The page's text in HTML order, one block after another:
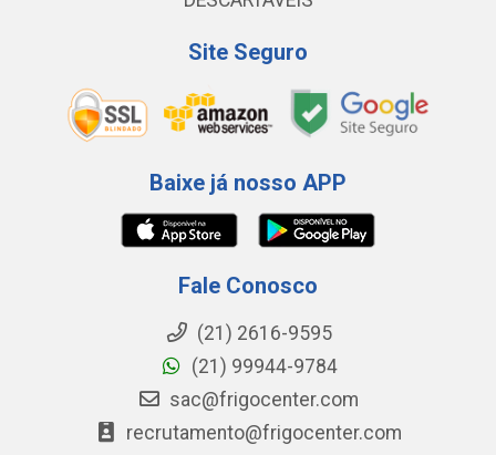
Site Seguro
Baixe já nosso APP
Fale Conosco
(21) 2616-9595
(21) 99944-9784
sac@frigocenter.com
recrutamento@frigocenter.com